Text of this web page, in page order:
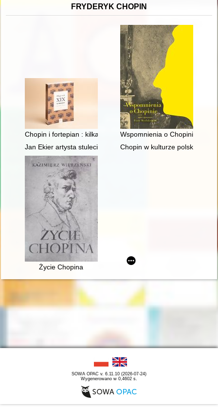
FRYDERYK CHOPIN
Chopin i fortepian : kilka uwag o relacji człowieka z
Wspomnienia o Chopinie. Cz. 1
Jan Ekier artysta stulecia - w darze Chopinowi. Księga
Chopin w kulturze polskiej
Życie Chopina
SOWA OPAC v. 6.11.10 (2026-07-24)
Wygenerowano w 0,4602 s.